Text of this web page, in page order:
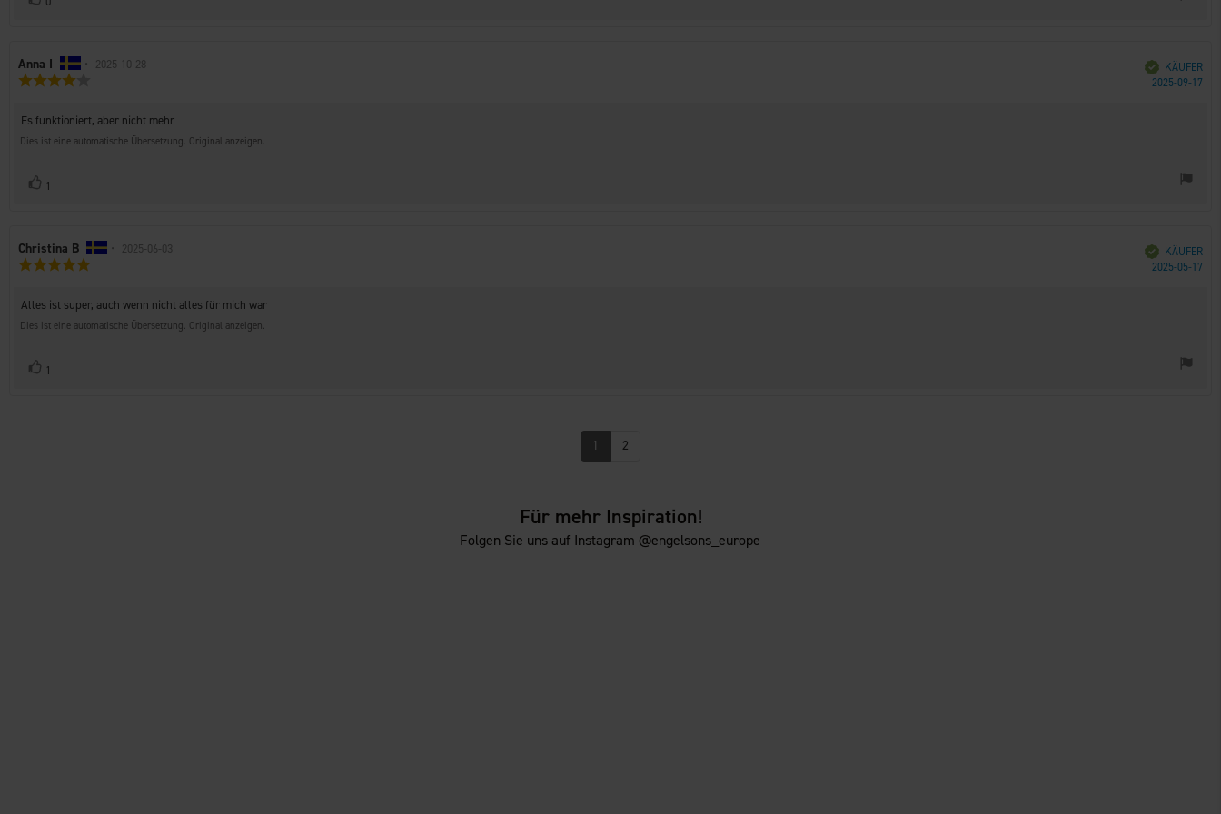
Autor
der
Anna I • Bewertungsdatum:
2025-10-28
5
Sternen
Verifiziert
KÄUFER
2025-09-17
Rezensionstext:
Es funktioniert, aber nicht mehr
Dies ist eine automatische Übersetzung. Original anzeigen.
Stimme
1
Autor
der
Christina B • Bewertungsdatum:
2025-06-03
5
Sternen
Verifiziert
KÄUFER
2025-05-17
Rezensionstext:
Alles ist super, auch wenn nicht alles für mich war
Dies ist eine automatische Übersetzung. Original anzeigen.
Stimme
1
1 2
Für mehr Inspiration!
Folgen Sie uns auf Instagram @engelsons_europe